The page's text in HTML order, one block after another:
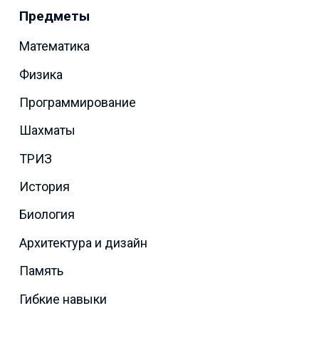
Предметы
Математика
Физика
Программирование
Шахматы
ТРИЗ
История
Биология
Архитектура и дизайн
Память
Гибкие навыки